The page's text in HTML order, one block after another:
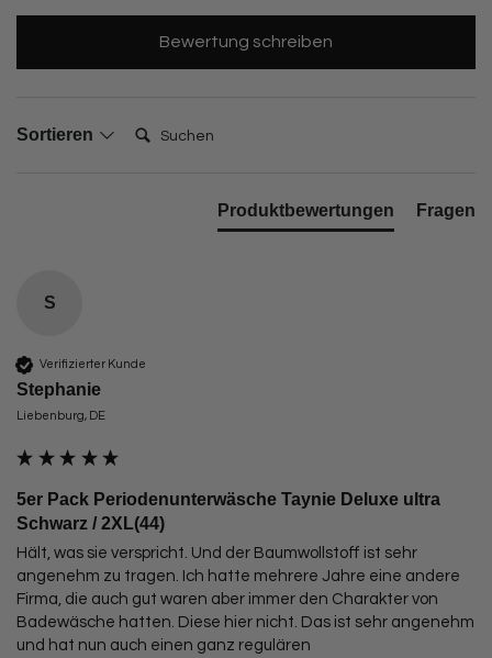
Bewertung schreiben
Sortieren Suchen:
Produktbewertungen Fragen
S
Verifizierter Kunde
Stephanie
Liebenburg, DE
5er Pack Periodenunterwäsche Taynie Deluxe ultra
Schwarz / 2XL(44)
Hält, was sie verspricht. Und der Baumwollstoff ist sehr
angenehm zu tragen. Ich hatte mehrere Jahre eine andere
Firma, die auch gut waren aber immer den Charakter von
Badewäsche hatten. Diese hier nicht. Das ist sehr angenehm
und hat nun auch einen ganz regulären